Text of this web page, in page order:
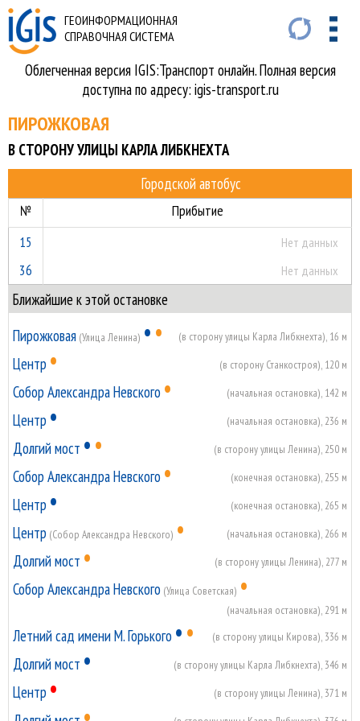
ГЕОИНФОРМАЦИОННАЯ
СПРАВОЧНАЯ СИСТЕМА
Облегченная версия IGIS:Транспорт онлайн. Полная версия
доступна по адресу: igis-transport.ru
ПИРОЖКОВАЯ
В СТОРОНУ УЛИЦЫ КАРЛА ЛИБКНЕХТА
Городской автобус
№
Прибытие
15
Нет данных
36 Нет данных
Ближайшие к этой остановке
Пирожковая (Улица Ленина) •• (в сторону улицы Карла Либкнехта), 16 м
Центр • (в сторону Станкостроя), 120 м
Собор Александра Невского • (начальная остановка), 142 м
Центр • (начальная остановка), 236 м
Долгий мост •• (в сторону улицы Ленина), 250 м
Собор Александра Невского • (конечная остановка), 255 м
Центр • (конечная остановка), 265 м
Центр (Собор Александра Невского) • (начальная остановка), 266 м
Долгий мост • (в сторону улицы Ленина), 277 м
Собор Александра Невского (Улица Советская) •
(начальная остановка), 291 м
Летний сад имени М. Горького •• (в сторону улицы Кирова), 336 м
Долгий мост • (в сторону улицы Карла Либкнехта), 346 м
Центр • (в сторону улицы Ленина), 371 м